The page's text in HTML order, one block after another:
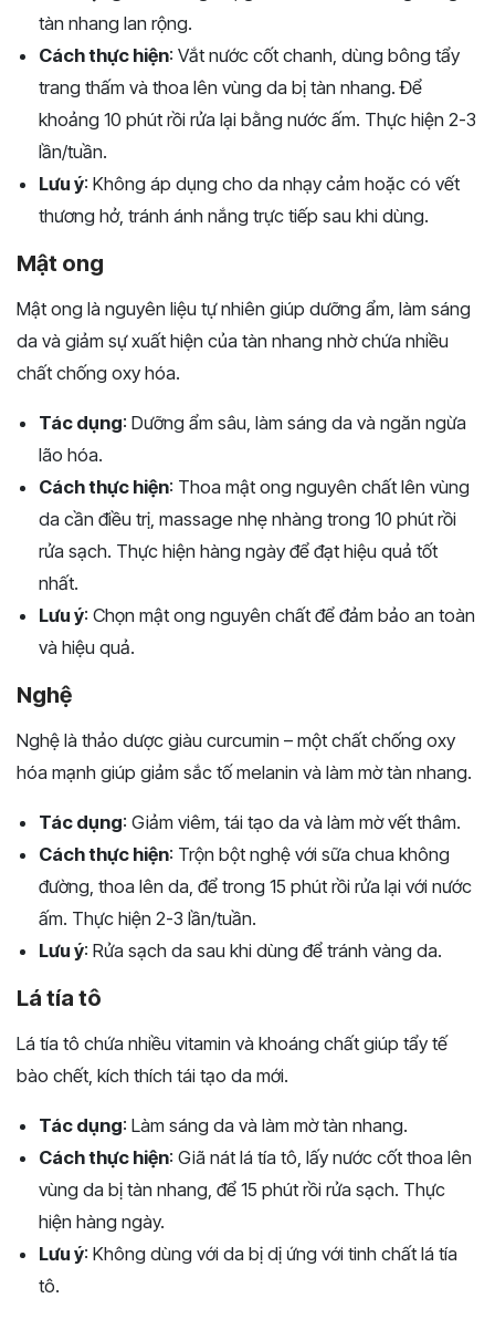
tàn nhang lan rộng.
Cách thực hiện: Vắt nước cốt chanh, dùng bông tẩy
trang thấm và thoa lên vùng da bị tàn nhang. Để
khoảng 10 phút rồi rửa lại bằng nước ấm. Thực hiện 2-3
lần/tuần.
Lưu ý: Không áp dụng cho da nhạy cảm hoặc có vết
thương hở, tránh ánh nắng trực tiếp sau khi dùng.
Mật ong
Mật ong là nguyên liệu tự nhiên giúp dưỡng ẩm, làm sáng
da và giảm sự xuất hiện của tàn nhang nhờ chứa nhiều
chất chống oxy hóa.
Tác dụng: Dưỡng ẩm sâu, làm sáng da và ngăn ngừa
lão hóa.
Cách thực hiện: Thoa mật ong nguyên chất lên vùng
da cần điều trị, massage nhẹ nhàng trong 10 phút rồi
rửa sạch. Thực hiện hàng ngày để đạt hiệu quả tốt
nhất.
Lưu ý: Chọn mật ong nguyên chất để đảm bảo an toàn
và hiệu quả.
Nghệ
Nghệ là thảo dược giàu curcumin – một chất chống oxy
hóa mạnh giúp giảm sắc tố melanin và làm mờ tàn nhang.
Tác dụng: Giảm viêm, tái tạo da và làm mờ vết thâm.
Cách thực hiện: Trộn bột nghệ với sữa chua không
đường, thoa lên da, để trong 15 phút rồi rửa lại với nước
ấm. Thực hiện 2-3 lần/tuần.
Lưu ý: Rửa sạch da sau khi dùng để tránh vàng da.
Lá tía tô
Lá tía tô chứa nhiều vitamin và khoáng chất giúp tẩy tế
bào chết, kích thích tái tạo da mới.
Tác dụng: Làm sáng da và làm mờ tàn nhang.
Cách thực hiện: Giã nát lá tía tô, lấy nước cốt thoa lên
vùng da bị tàn nhang, để 15 phút rồi rửa sạch. Thực
hiện hàng ngày.
Lưu ý: Không dùng với da bị dị ứng với tinh chất lá tía
tô.